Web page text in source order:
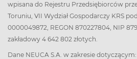
wpisana do Rejestru Przedsiębiorców
Toruniu, VII Wydział Gospodarczy KRS
0000049872, REGON 870227804, NIP
zakładowy 4 642 802 złotych.
Dane NEUCA S.A. w zakresie